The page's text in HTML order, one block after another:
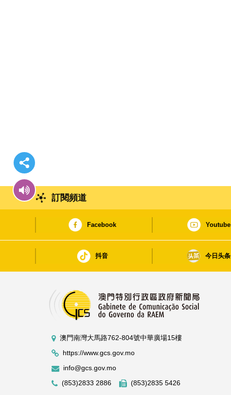
訂閱頻道
Facebook Youtube
抖音 今日头条
澳門南灣大馬路762-804號中華廣場15樓
https://www.gcs.gov.mo
info@gcs.gov.mo
(853)2833 2886
(853)2835 5426